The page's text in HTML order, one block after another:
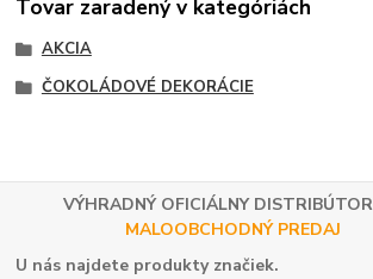
Tovar zaradený v kategóriách
AKCIA
ČOKOLÁDOVÉ DEKORÁCIE
VÝHRADNÝ OFICIÁLNY DISTRIBÚTOR
MALOOBCHODNÝ PREDAJ
U nás najdete produkty značiek.